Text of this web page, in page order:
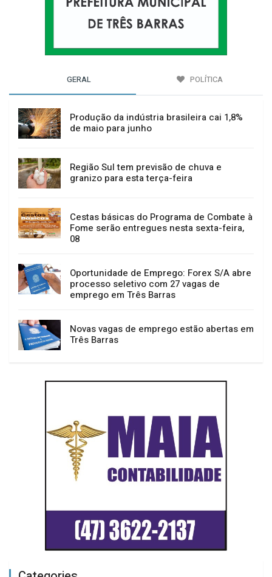
GERAL POLÍTICA
Produção da indústria brasileira cai 1,8%
de maio para junho
Região Sul tem previsão de chuva e
granizo para esta terça-feira
Cestas básicas do Programa de Combate à
Fome serão entregues nesta sexta-feira,
08
Oportunidade de Emprego: Forex S/A abre
processo seletivo com 27 vagas de
emprego em Três Barras
Novas vagas de emprego estão abertas em
Três Barras